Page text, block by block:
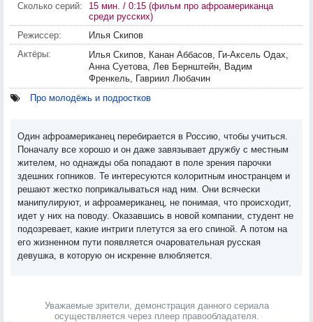
Сколько серий:
15 мин. / 0:15 (фильм про афроамериканца
среди русских)
Режиссер:
Илья Скипов
Актёры:
Илья Скипов, Канан Аббасов, Ги-Аксель Одах,
Анна Суетова, Лев Бернштейн, Вадим
Френкель, Гавриил Любачин
Про молодёжь и подростков
Один афроамериканец перебирается в Россию, чтобы учиться.
Поначалу все хорошо и он даже завязывает дружбу с местным
жителем, но однажды оба попадают в поле зрения парочки
здешних гопников. Те интересуются колоритным иностранцем и
решают жестко поприкалываться над ним. Они всячески
манипулируют, и афроамериканец, не понимая, что происходит,
идет у них на поводу. Оказавшись в новой компании, студент не
подозревает, какие интриги плетутся за его спиной. А потом на
его жизненном пути появляется очаровательная русская
девушка, в которую он искренне влюбляется.
Уважаемые зрители, демонстрация данного сериала
осуществляется через плеер правообладателя.